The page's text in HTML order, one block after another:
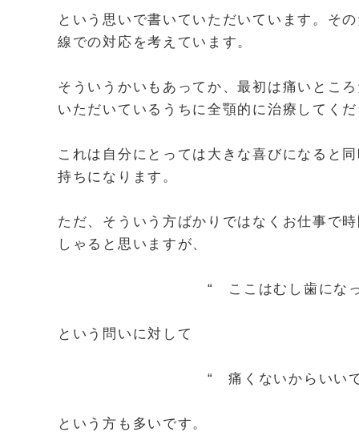
という思いで書いていただいています。そ
線での対応を考えています。
そういうかいもあってか、最初は痛いとこ
いただいているうちに全顎的に治療してく
これは自分にとっては大きな喜びになると
持ちになります。
ただ、そういう方ばかりではなくお仕事で
しゃると思いますが、
“ ここはむし歯になっていま
という問いに対して
“ 痛くないからいいで
という方も多いです。